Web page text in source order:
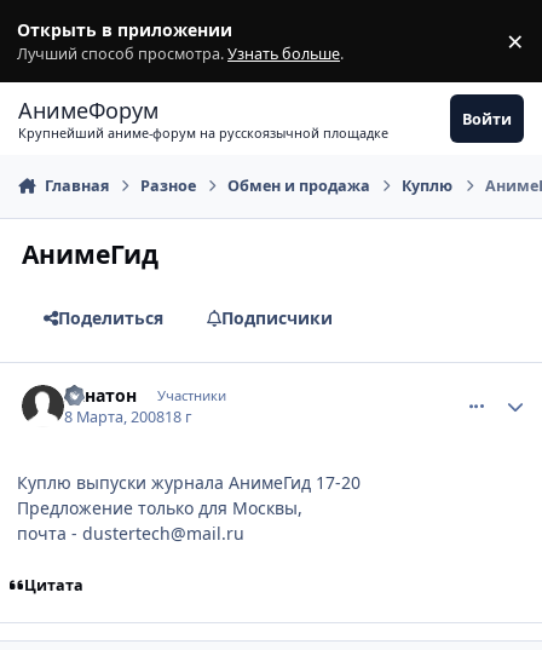
Открыть в приложении
Лучший способ просмотра.Узнать больше. ×
АнимеФорум
Крупнейший аниме-форум на русскоязычной площадке
Войти
Главная Разное Обмен и продажа Куплю
АнимеГид
Поделиться Подписчики
Эхнатон Участники
8 Марта, 200818 г
Куплю выпуски журнала АнимеГид 17-20
Предложение только для Москвы,
почта - dustertech@mail.ru
Цитата